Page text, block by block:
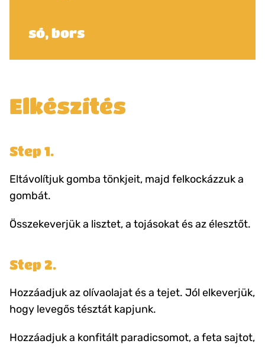
Elkészítés
Step 1.
Eltávolítjuk gomba tönkjeit, majd felkockázzuk a
gombát.
Összekeverjük a lisztet, a tojásokat és az élesztőt.
Step 2.
Hozzáadjuk az olívaolajat és a tejet. Jól elkeverjük,
hogy levegős tésztát kapjunk.
Hozzáadjuk a konfitált paradicsomot, a feta sajtot,
só, bors